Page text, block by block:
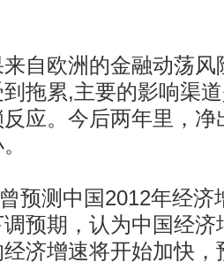
欧洲的金融动荡风
拖累,主要的影响渠
应。今后两年里，
测中国2012年经济
预期，认为中国经济
济增速将开始加快，